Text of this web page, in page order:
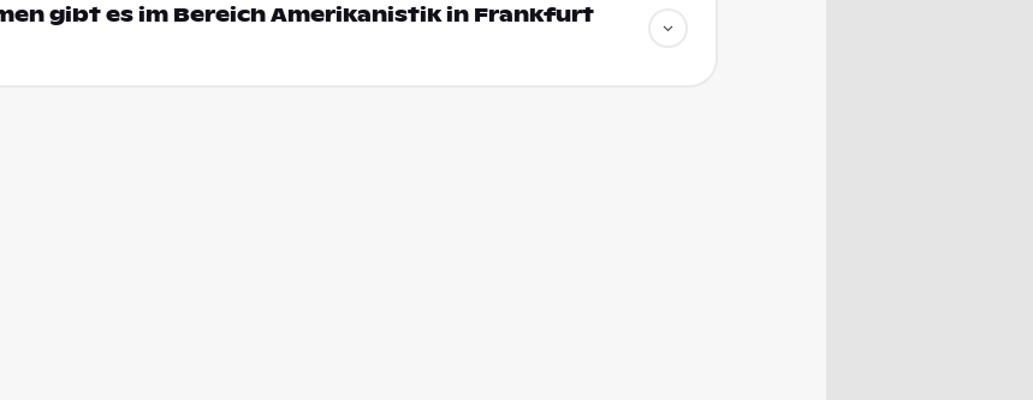
gibt es im Bereich Amerikanistik in Frankfurt